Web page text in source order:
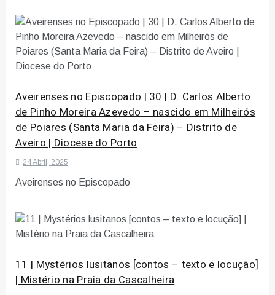
Aveirenses no Episcopado | 30 | D. Carlos Alberto
de Pinho Moreira Azevedo – nascido em Milheirós
de Poiares (Santa Maria da Feira) – Distrito de
Aveiro | Diocese do Porto
24 Abril, 2025
Aveirenses no Episcopado
11 | Mystérios lusitanos [contos – texto e locução]
| Mistério na Praia da Cascalheira